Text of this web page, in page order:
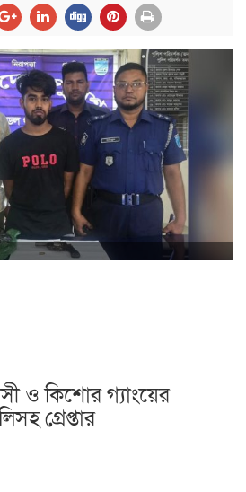
ও কিশোর গ্যাংয়ের
গ্রেপ্তার